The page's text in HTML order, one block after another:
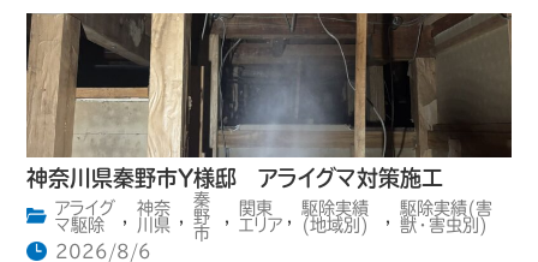
神奈川県秦野市Y様邸 アライグマ対策施工
アライグ
マ駆除
神奈
川県
秦
野
市
関東
エリア
駆除実績
(地域別)
駆除実績(害
獣・害虫別)
2026/8/6